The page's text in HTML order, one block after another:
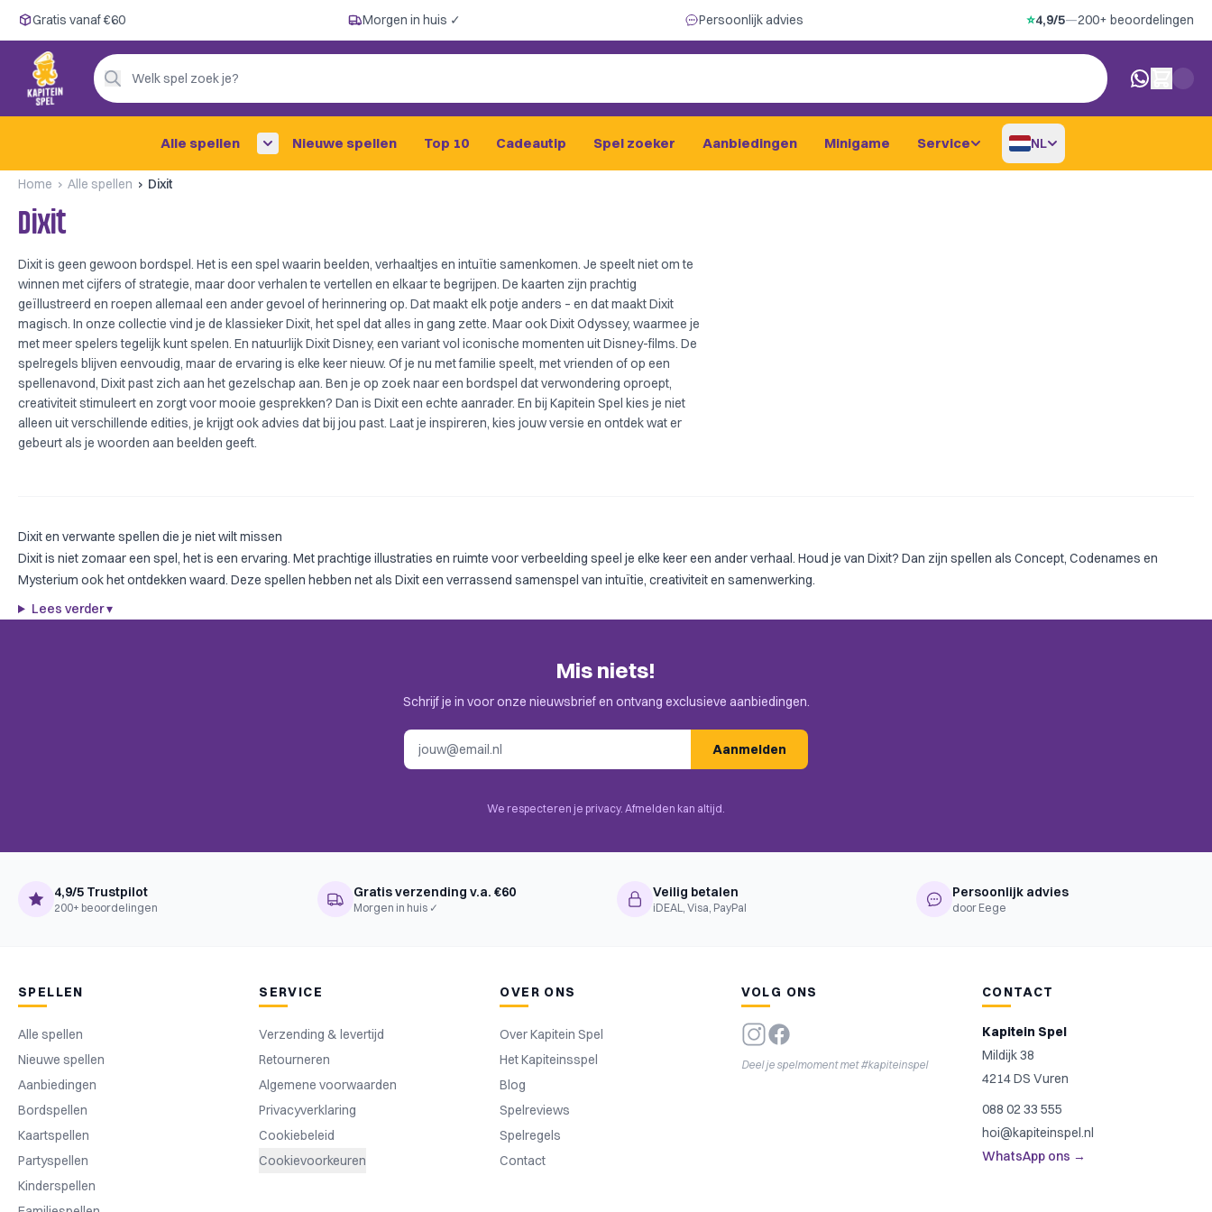
Gratis vanaf €60
Morgen in huis ✓
Persoonlijk advies
4,9/5 —
200+ beoordelingen
Gratis vanaf €60 Morgen in huis ✓ Persoonlijk advies ⭐4,9/5—200+ beoordelingen
Welk spel zoek je?
0 artikelen
Alle spellen Nieuwe spellen Top 10 Cadeautip Spel zoeker Aanbiedingen Minigame Service NL
Home Alle spellen Dixit
Dixit
Dixit is geen gewoon bordspel. Het is een spel waarin beelden, verhaaltjes en intuïtie samenkomen. Je speelt niet om te
winnen met cijfers of strategie, maar door verhalen te vertellen en elkaar te begrijpen. De kaarten zijn prachtig
geïllustreerd en roepen allemaal een ander gevoel of herinnering op. Dat maakt elk potje anders – en dat maakt Dixit
magisch. In onze collectie vind je de klassiekerDixit, het spel dat alles in gang zette. Maar ookDixit Odyssey, waarmee je
met meer spelers tegelijk kunt spelen. En natuurlijkDixit Disney, een variant vol iconische momenten uit Disney-films. De
spelregels blijven eenvoudig, maar de ervaring is elke keer nieuw. Of je nu met familie speelt, met vrienden of op een
spellenavond, Dixit past zich aan het gezelschap aan. Ben je op zoek naar een bordspel dat verwondering oproept,
creativiteit stimuleert en zorgt voor mooie gesprekken? Dan is Dixit een echte aanrader. En bij Kapitein Spel kies je niet
alleen uit verschillende edities, je krijgt ook advies dat bij jou past. Laat je inspireren, kies jouw versie en ontdek wat er
gebeurt als je woorden aan beelden geeft.
Dixit en verwante spellen die je niet wilt missen
Dixit is niet zomaar een spel, het is een ervaring. Met prachtige illustraties en ruimte voor verbeelding speel je elke keer een ander verhaal. Houd je van Dixit? Dan zijn spellen als Concept, Codenames en
Mysterium ook het ontdekken waard. Deze spellen hebben net als Dixit een verrassend samenspel van intuïtie, creativiteit en samenwerking.
Lees verder▾
Mis niets!
Schrijf je in voor onze nieuwsbrief en ontvang exclusieve aanbiedingen.
Aanmelden
We respecteren je privacy. Afmelden kan altijd.
4,9/5 Trustpilot
200+ beoordelingen
Gratis verzending v.a. €60
Morgen in huis ✓
Veilig betalen
iDEAL, Visa, PayPal
Persoonlijk advies
door Eege
SPELLEN
Alle spellen
Nieuwe spellen
Aanbiedingen
Bordspellen
Kaartspellen
Partyspellen
Kinderspellen
SERVICE
Verzending & levertijd
Retourneren
Algemene voorwaarden
Privacyverklaring
Cookiebeleid
Cookievoorkeuren
OVER ONS
Over Kapitein Spel
Het Kapiteinsspel
Blog
Spelreviews
Spelregels
Contact
VOLG ONS
Deel je spelmoment met #kapiteinspel
CONTACT
Kapitein Spel
Mildijk 38
4214 DS Vuren
088 02 33 555
hoi@kapiteinspel.nl
WhatsApp ons →